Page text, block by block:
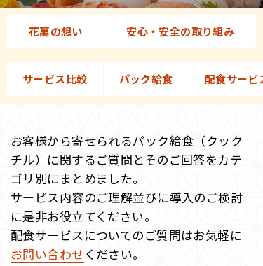
花萬の想い 安心・安全の取り組み
サービス比較 パック給食 配食サービス
お客様から寄せられるパック給食（クック
チル）に関するご質問とそのご回答をカテ
ゴリ別にまとめました。
サービス内容のご理解並びに導入のご検討
に是非お役立てください。
配食サービスについてのご質問はお気軽に
お問い合わせください。